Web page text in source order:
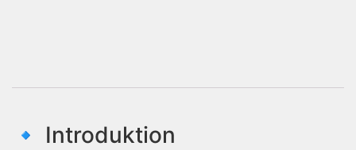
🔹 Introduktion